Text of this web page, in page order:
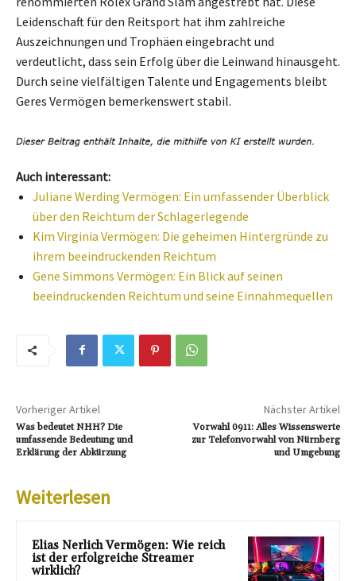
Leidenschaft für den Reitsport hat ihm zahlreiche
Auszeichnungen und Trophäen eingebracht und
verdeutlicht, dass sein Erfolg über die Leinwand hinausgeht.
Durch seine vielfältigen Talente und Engagements bleibt
Geres Vermögen bemerkenswert stabil.
Auch interessant:
Juliane Werding Vermögen: Ein umfassender Überblick
über den Reichtum der Schlagerlegende
Kim Virginia Vermögen: Die geheimen Hintergründe zu
ihrem beeindruckenden Reichtum
Gene Simmons Vermögen: Ein Blick auf seinen
beeindruckenden Reichtum und seine Einnahmequellen
Vorheriger Artikel
Was bedeutet NHH? Die
umfassende Bedeutung und
Erklärung der Abkürzung
Nächster Artikel
Vorwahl 0911: Alles Wissenswerte
zur Telefonvorwahl von Nürnberg
und Umgebung
Weiterlesen
Elias Nerlich Vermögen: Wie reich
ist der erfolgreiche Streamer
wirklich?